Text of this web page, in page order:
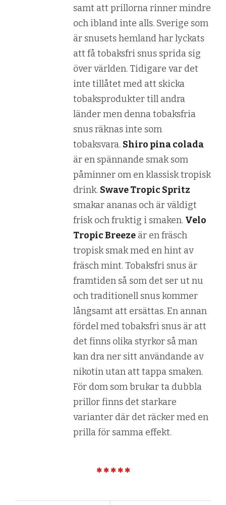
samt att prillorna rinner mindre
och ibland inte alls. Sverige som
är snusets hemland har lyckats
att få tobaksfri snus sprida sig
över världen. Tidigare var det
inte tillåtet med att skicka
tobaksprodukter till andra
länder men denna tobaksfria
snus räknas inte som
tobaksvara. Shiro pina colada
är en spännande smak som
påminner om en klassisk tropisk
drink. Swave Tropic Spritz
smakar ananas och är väldigt
frisk och fruktig i smaken. Velo
Tropic Breeze är en fräsch
tropisk smak med en hint av
fräsch mint. Tobaksfri snus är
framtiden så som det ser ut nu
och traditionell snus kommer
långsamt att ersättas. En annan
fördel med tobaksfri snus är att
det finns olika styrkor så man
kan dra ner sitt användande av
nikotin utan att tappa smaken.
För dom som brukar ta dubbla
prillor finns det starkare
varianter där det räcker med en
prilla för samma effekt.